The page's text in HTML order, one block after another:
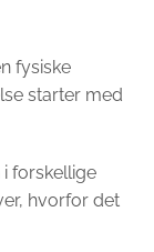
fysiske
starter med
i forskellige
hvorfor det